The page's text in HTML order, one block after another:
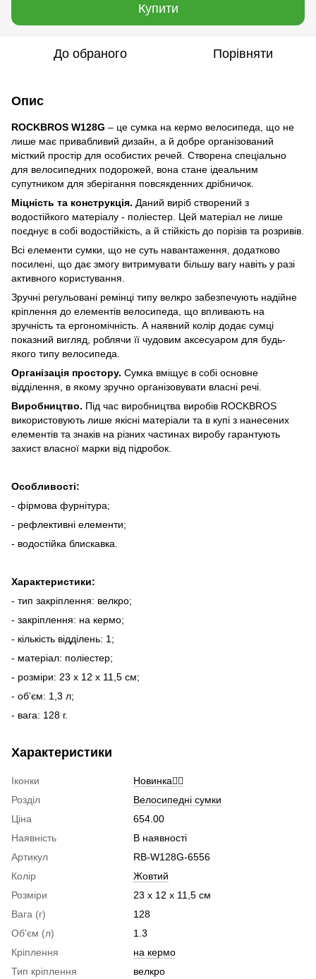
Купити
До обраного Порівняти
Опис
ROCKBROS W128G – це сумка на кермо велосипеда, що не
лише має привабливий дизайн, а й добре організований
місткий простір для особистих речей. Створена спеціально
для велосипедних подорожей, вона стане ідеальним
супутником для зберігання повсякденних дрібничок.
Міцність та конструкція. Даний виріб створений з
водостійкого матеріалу - поліестер. Цей матеріал не лише
поєднує в собі водостійкість, а й стійкість до порізів та розривів.
Всі елементи сумки, що не суть навантаження, додатково
посилені, що дає змогу витримувати більшу вагу навіть у разі
активного користування.
Зручні регульовані ремінці типу велкро забезпечують надійне
кріплення до елементів велосипеда, що впливають на
зручність та ергономічність. А наявний колір додає сумці
показний вигляд, роблячи її чудовим аксесуаром для будь-
якого типу велосипеда.
Організація простору. Сумка вміщує в собі основне
відділення, в якому зручно організовувати власні речі.
Виробництво. Під час виробництва виробів ROCKBROS
використовують лише якісні матеріали та в купі з нанесених
елементів та знаків на різних частинах виробу гарантують
захист власної марки від підробок.
Особливості:
- фірмова фурнітура;
- рефлективні елементи;
- водостійка блискавка.
Характеристики:
- тип закріплення: велкро;
- закріплення: на кермо;
- кількість відділень: 1;
- матеріал: поліестер;
- розміри: 23 x 12 x 11,5 см;
- об’єм: 1,3 л;
- вага: 128 г.
Характеристики
Іконки
Новинка🚴‍♂️
Розділ
Велосипедні сумки
Ціна
654.00
Наявність
В наявності
Артикул
RB-W128G-6556
Колір
Жовтий
Розміри
23 x 12 x 11,5 см
Вага (г)
128
Об'єм (л)
1.3
Кріплення
на кермо
Тип кріплення
велкро